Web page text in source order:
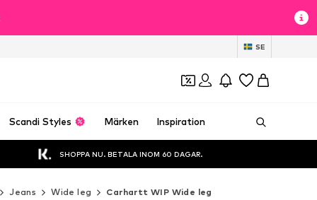
SE
Scandi Styles Märken Inspiration
SHOPPA NU. BETALA INOM 60 DAGAR.
Jeans Wide leg Carhartt WIP Wide leg